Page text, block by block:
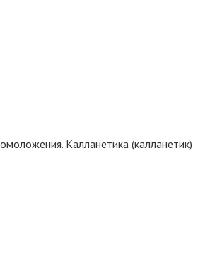
Калланетика (калланетик)